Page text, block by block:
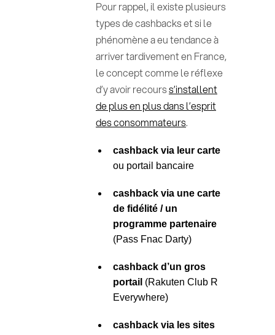
Pour rappel, il existe plusieurs
types de cashbacks et si le
phénomène a eu tendance à
arriver tardivement en France,
le concept comme le réflexe
d’y avoir recourss’installent
de plus en plus dans l’esprit
des consommateurs.
cashback via leur carte
ou portail bancaire
cashback via une carte
de fidélité / un
programme partenaire
(Pass Fnac Darty)
cashback d’un gros
portail (Rakuten Club R
Everywhere)
cashback via les sites